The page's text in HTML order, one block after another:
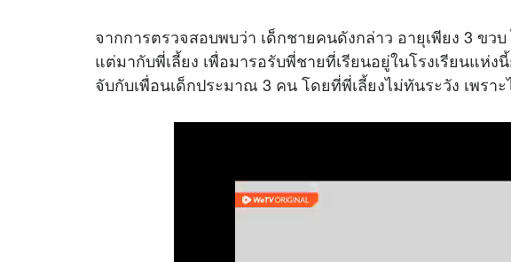
จากการตรวจสอบพบว่า เด็กชายคนดังกล่าว อายุเพียง 3 ขว
แต่มากับพี่เลี้ยง เพื่อมารอรับพี่ชายที่เรียนอยู่ในโรงเรียนแห่ง
จับกับเพื่อนเด็กประมาณ 3 คน โดยที่พี่เลี้ยงไม่ทันระวัง เพรา